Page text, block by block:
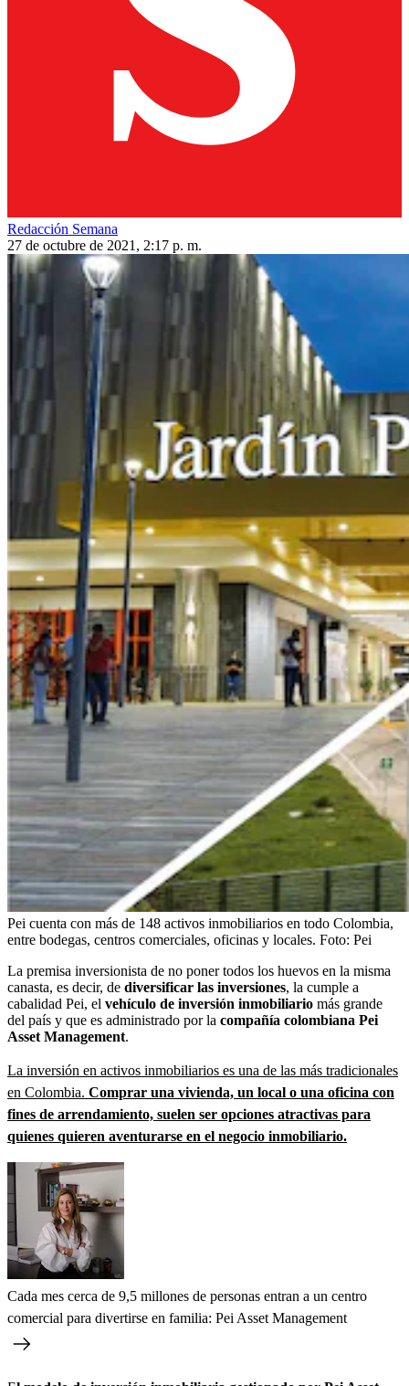
Redacción Semana
27 de octubre de 2021, 2:17 p. m.
Pei cuenta con más de 148 activos inmobiliarios en todo Colombia,
entre bodegas, centros comerciales, oficinas y locales. Foto: Pei
La premisa inversionista de no poner todos los huevos en la misma
canasta, es decir, de diversificar las inversiones, la cumple a
cabalidad Pei, el vehículo de inversión inmobiliario más grande
del país y que es administrado por la compañía colombiana Pei
Asset Management.
La inversión en activos inmobiliarios es una de las más tradicionales
en Colombia. Comprar una vivienda, un local o una oficina con
fines de arrendamiento, suelen ser opciones atractivas para
quienes quieren aventurarse en el negocio inmobiliario.
Cada mes cerca de 9,5 millones de personas entran a un centro
comercial para divertirse en familia: Pei Asset Management